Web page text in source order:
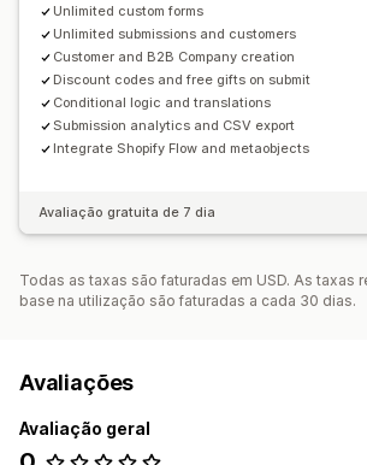
Formulários incorporados
Lógica condicional
Caixa de verificação
Gestão de dados
Respostas por e-mail Exportação de
Histórico Análise de dados
Unlimited custom forms
Unlimited submissions and customers
Customer and B2B Company creation
Discount codes and free gifts on submit
Conditional logic and translations
Submission analytics and CSV export
Integrate Shopify Flow and metaobjects
Avaliação gratuita de 7 dia
Todas as taxas são faturadas em USD. As taxas
base na utilização são faturadas a cada 30 dias.
Avaliações
Avaliação geral